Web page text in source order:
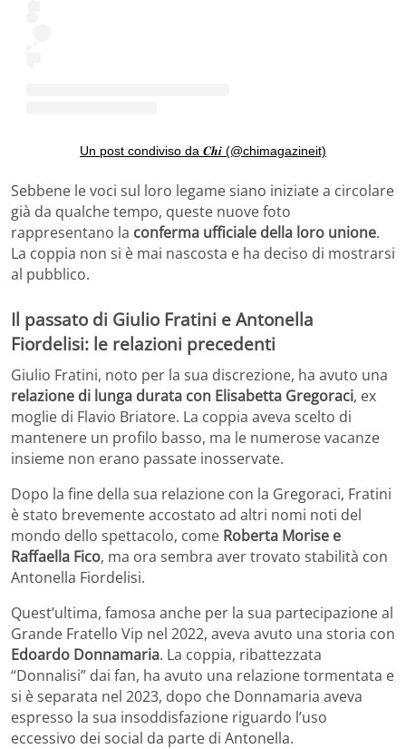
Un post condiviso da 𝑪𝒉𝒊 (@chimagazineit)
Sebbene le voci sul loro legame siano iniziate a circolare
già da qualche tempo, queste nuove foto
rappresentano la conferma ufficiale della loro unione.
La coppia non si è mai nascosta e ha deciso di mostrarsi
al pubblico.
Il passato di Giulio Fratini e Antonella
Fiordelisi: le relazioni precedenti
Giulio Fratini, noto per la sua discrezione, ha avuto una
relazione di lunga durata con Elisabetta Gregoraci, ex
moglie di Flavio Briatore. La coppia aveva scelto di
mantenere un profilo basso, ma le numerose vacanze
insieme non erano passate inosservate.
Dopo la fine della sua relazione con la Gregoraci, Fratini
è stato brevemente accostato ad altri nomi noti del
mondo dello spettacolo, come Roberta Morise e
Raffaella Fico, ma ora sembra aver trovato stabilità con
Antonella Fiordelisi.
Quest’ultima, famosa anche per la sua partecipazione al
Grande Fratello Vip nel 2022, aveva avuto una storia con
Edoardo Donnamaria. La coppia, ribattezzata
“Donnalisi” dai fan, ha avuto una relazione tormentata e
si è separata nel 2023, dopo che Donnamaria aveva
espresso la sua insoddisfazione riguardo l’uso
eccessivo dei social da parte di Antonella.